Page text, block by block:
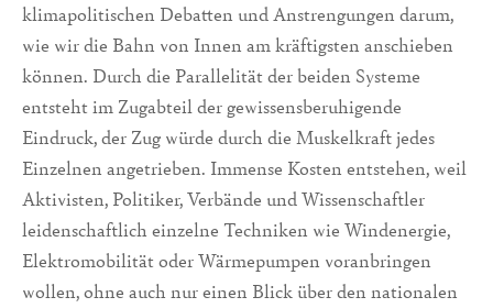
klimapolitischen Debatten und Anstrengungen darum,
wie wir die Bahn von Innen am kräftigsten anschieben
können. Durch die Parallelität der beiden Systeme
entsteht im Zugabteil der gewissensberuhigende
Eindruck, der Zug würde durch die Muskelkraft jedes
Einzelnen angetrieben. Immense Kosten entstehen, weil
Aktivisten, Politiker, Verbände und Wissenschaftler
leidenschaftlich einzelne Techniken wie Windenergie,
Elektromobilität oder Wärmepumpen voranbringen
wollen, ohne auch nur einen Blick über den nationalen